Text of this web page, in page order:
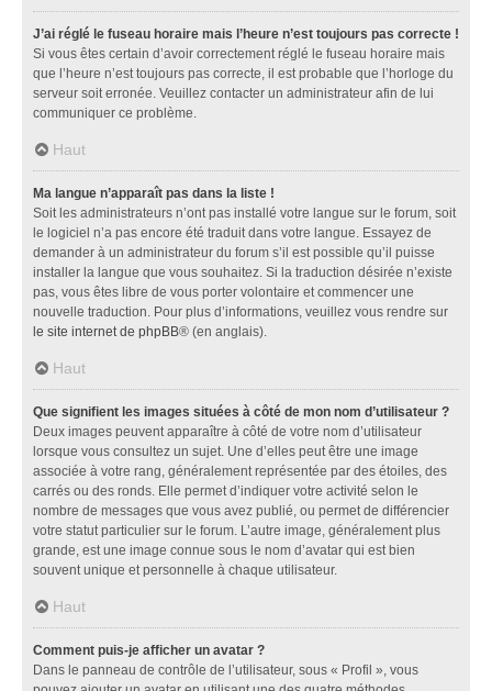
J’ai réglé le fuseau horaire mais l’heure n’est toujours pas correcte !
Si vous êtes certain d’avoir correctement réglé le fuseau horaire mais
que l’heure n’est toujours pas correcte, il est probable que l’horloge du
serveur soit erronée. Veuillez contacter un administrateur afin de lui
communiquer ce problème.
Haut
Ma langue n’apparaît pas dans la liste !
Soit les administrateurs n’ont pas installé votre langue sur le forum, soit
le logiciel n’a pas encore été traduit dans votre langue. Essayez de
demander à un administrateur du forum s’il est possible qu’il puisse
installer la langue que vous souhaitez. Si la traduction désirée n’existe
pas, vous êtes libre de vous porter volontaire et commencer une
nouvelle traduction. Pour plus d’informations, veuillez vous rendre sur
le site internet de phpBB® (en anglais).
Haut
Que signifient les images situées à côté de mon nom d’utilisateur ?
Deux images peuvent apparaître à côté de votre nom d’utilisateur
lorsque vous consultez un sujet. Une d’elles peut être une image
associée à votre rang, généralement représentée par des étoiles, des
carrés ou des ronds. Elle permet d’indiquer votre activité selon le
nombre de messages que vous avez publié, ou permet de différencier
votre statut particulier sur le forum. L’autre image, généralement plus
grande, est une image connue sous le nom d’avatar qui est bien
souvent unique et personnelle à chaque utilisateur.
Haut
Comment puis-je afficher un avatar ?
Dans le panneau de contrôle de l’utilisateur, sous « Profil », vous